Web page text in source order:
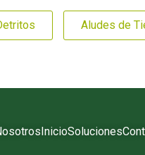
Aludes de
InicioSoluciones